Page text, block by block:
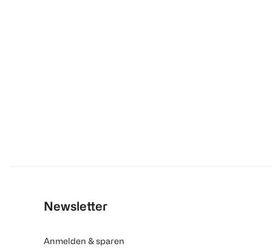
Newsletter
Anmelden & sparen